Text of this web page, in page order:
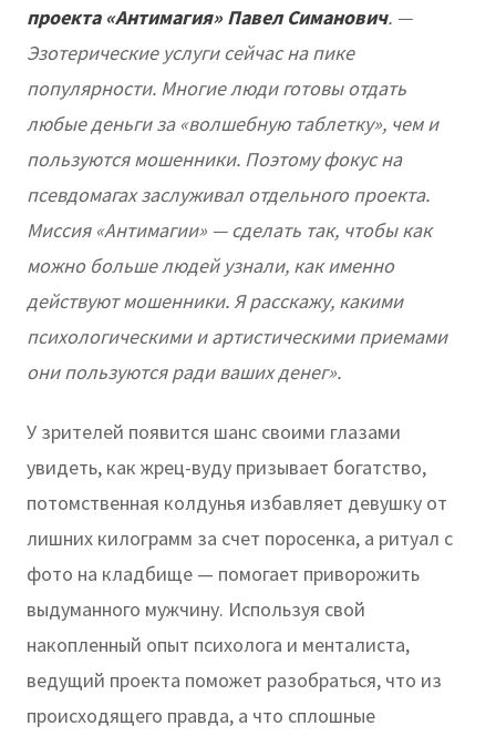
проекта «Антимагия» Павел Симанович. —
Эзотерические услуги сейчас на пике
популярности. Многие люди готовы отдать
любые деньги за «волшебную таблетку», чем и
пользуются мошенники. Поэтому фокус на
псевдомагах заслуживал отдельного проекта.
Миссия «Антимагии» — сделать так, чтобы как
можно больше людей узнали, как именно
действуют мошенники. Я расскажу, какими
психологическими и артистическими приемами
они пользуются ради ваших денег».
У зрителей появится шанс своими глазами
увидеть, как жрец-вуду призывает богатство,
потомственная колдунья избавляет девушку от
лишних килограмм за счет поросенка, а ритуал с
фото на кладбище — помогает приворожить
выдуманного мужчину. Используя свой
накопленный опыт психолога и менталиста,
ведущий проекта поможет разобраться, что из
происходящего правда, а что сплошные